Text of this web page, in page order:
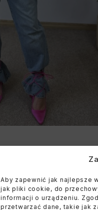
Aby zapewnić jak najlepsze
jak pliki cookie, do
informacji o urządzeniu.
przetwarzać dane, takie jak